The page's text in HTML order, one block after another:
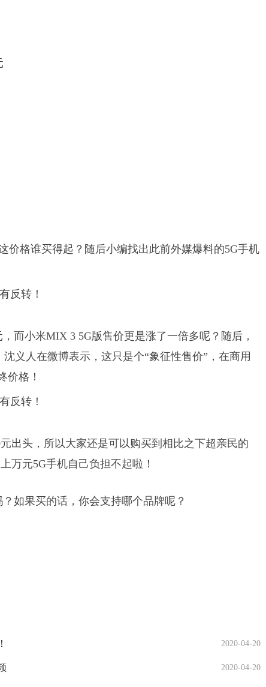
价格谁买得起？随后小编找出此前外媒爆料的5G手机
而小米MIX 3 5G版售价更是涨了一倍多呢？随后，
义人在微博表示，这只是个“象征性售价”，在商用
价格！
出头，所以大家还是可以购买到相比之下超亲民的
万元5G手机自己负担不起啦！
如果买的话，你会支持哪个品牌呢？
2020-04-20
2020-04-20